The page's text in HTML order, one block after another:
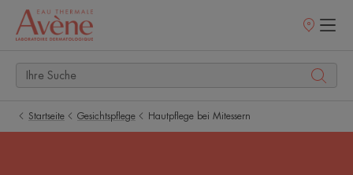
Startseite Gesichtspflege Hautpflege bei Mitessern